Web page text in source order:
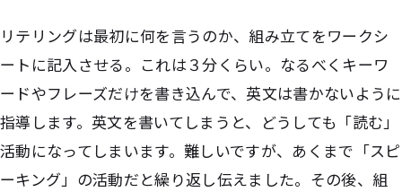
リテリングは最初に何を言うのか、組み立てをワークシ
ートに記入させる。これは３分くらい。なるべくキーワ
ードやフレーズだけを書き込んで、英文は書かないように
指導します。英文を書いてしまうと、どうしても「読む」
活動になってしまいます。難しいですが、あくまで「スピ
ーキング」の活動だと繰り返し伝えました。その後、組